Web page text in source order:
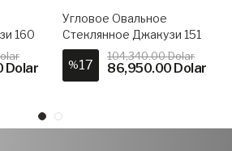
160
Dolar
Угловое Овальное
Стеклянное Джакузи 151
X 151 H 65
%17
104,340.00 Dolar
86,950.00 Dolar